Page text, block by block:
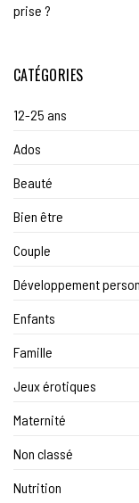
prise ?
CATÉGORIES
12-25 ans
Ados
Beauté
Bien être
Couple
Développement
Enfants
Famille
Jeux érotiques
Maternité
Non classé
Nutrition